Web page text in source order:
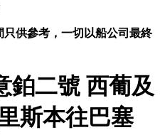
供參考，一切以船公司最終
鉑二號 西葡及
斯本往巴塞